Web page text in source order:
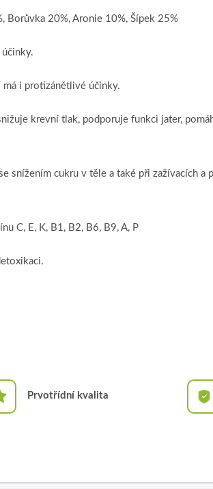
Borůvka 20%, Aronie 10%, Šípek 25%
i protizánětlivé účinky.
krevní tlak, podporuje funkci jater,
snížením cukru v těle a také při zažívacích a
C, E, K, B1, B2, B6, B9, A, P
Prvotřídní kvalita